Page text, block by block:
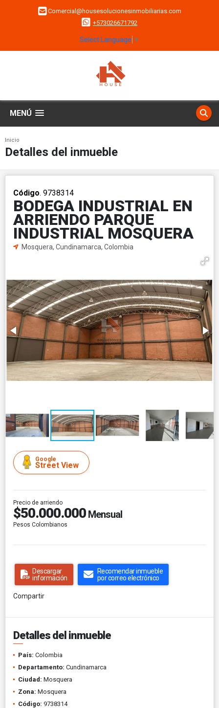
Comercial@housesolucionesinmobiliarias.com
+573026671792
Select Language ▼
MENÚ
Inicio
Detalles del inmueble
Código. 9738314
BODEGA INDUSTRIAL EN
ARRIENDO PARQUE
INDUSTRIAL MOSQUERA
Mosquera, Cundinamarca, Colombia
Google
Street View
Precio de arriendo
$50.000.000 Mensual
Pesos Colombianos
Descargar
información
Recomendar inmueble
por correo electrónico
Compartir
Detalles del inmueble
País: Colombia
Departamento: Cundinamarca
Ciudad: Mosquera
Zona: Mosquera
Código: 9738314